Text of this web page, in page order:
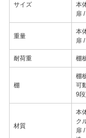
サイズ
本
扉
重量
本
扉
耐荷重 棚
棚
棚
可
9
材質
本
ク
扉